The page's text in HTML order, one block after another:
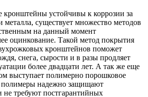
кронштейны устойчивы к коррозии за
металла, существует множество методов
на данный момент
оцинкование. Такой метод покрытия
кронштейнов поможет
снега, сырости и в разы продляет
более двадцати лет. А так же еще
выступает полимерно порошковое
полимеры надежно защищают
не требуют постгарантийных